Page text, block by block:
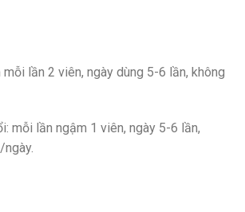
lần 2 viên, ngày dùng 5-6 lần, không
mỗi lần ngậm 1 viên, ngày 5-6 lần,
ngày.